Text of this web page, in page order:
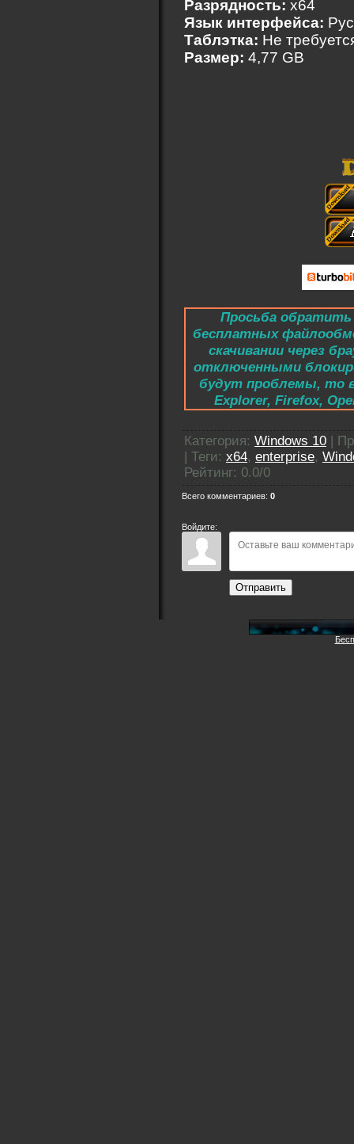
Разрядность: x64
Язык интерфейса:
Таблэтка: Не
Размер: 4,77 GB
Просьба обратить
бесплатных
скачивании через
отключенными
будут проблемы, то
Explorer, Firefox,
Категория: Windows 10
Теги: x64, enterprise,
Рейтинг: 0.0/0
Всего комментариев: 0
Войдите:
Отправить